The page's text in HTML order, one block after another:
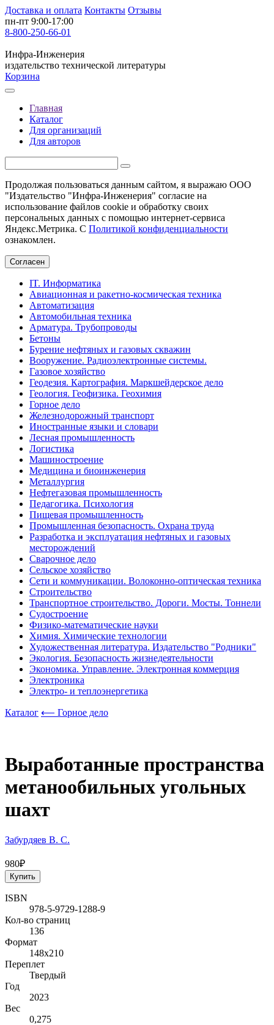
Доставка и оплата Контакты Отзывы
пн-пт 9:00-17:00
8-800-250-66-01
Инфра-Инженерия
издательство технической литературы
Корзина
Главная
Каталог
Для организаций
Для авторов
Продолжая пользоваться данным сайтом, я выражаю ООО
"Издательство "Инфра-Инженерия" согласие на
использование файлов cookie и обработку своих
персональных данных с помощью интернет-сервиса
Яндекс.Метрика. С Политикой конфиденциальности
ознакомлен.
Согласен
IT. Информатика
Авиационная и ракетно-космическая техника
Автоматизация
Автомобильная техника
Арматура. Трубопроводы
Бетоны
Бурение нефтяных и газовых скважин
Вооружение. Радиоэлектронные системы.
Газовое хозяйство
Геодезия. Картография. Маркшейдерское дело
Геология. Геофизика. Геохимия
Горное дело
Железнодорожный транспорт
Иностранные языки и словари
Лесная промышленность
Логистика
Машиностроение
Медицина и биоинженерия
Металлургия
Нефтегазовая промышленность
Педагогика. Психология
Пищевая промышленность
Промышленная безопасность. Охрана труда
Разработка и эксплуатация нефтяных и газовых
месторождений
Сварочное дело
Сельское хозяйство
Сети и коммуникации. Волоконно-оптическая техника
Строительство
Транспортное строительство. Дороги. Мосты. Тоннели
Судостроение
Физико-математические науки
Химия. Химические технологии
Художественная литература. Издательство "Родники"
Экология. Безопасность жизнедеятельности
Экономика. Управление. Электронная коммерция
Электроника
Электро- и теплоэнергетика
Каталог ⟵ Горное дело
Выработанные пространства
метанообильных угольных
шахт
Забурдяев В. С.
980₽
Купить
ISBN
978-5-9729-1288-9
Кол-во страниц
136
Формат
148х210
Переплет
Твердый
Год
2023
Вес
0,275